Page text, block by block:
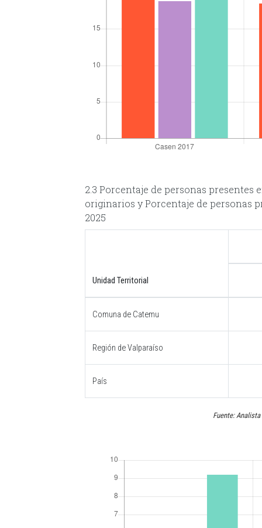
2.3 Porcentaje de personas presentes
originarios y Porcentaje de personas
2025
Unidad Territorial
Comuna de Catemu
Región de Valparaíso
País
Fuente: